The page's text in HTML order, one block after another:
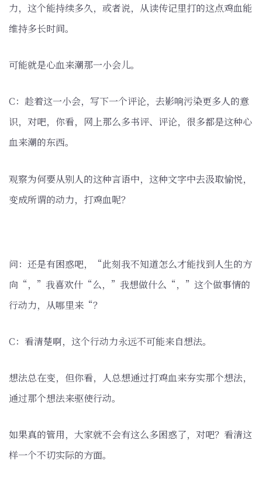
力，这个能持续多久，或者说，从读传记里打的这点鸡血能
维持多长时间。
可能就是心血来潮那一小会儿。
C：趁着这一小会，写下一个评论，去影响污染更多人的意
识，对吧，你看，网上那么多书评、评论，很多都是这种心
血来潮的东西。
观察为何要从别人的这种言语中，这种文字中去汲取愉悦，
变成所谓的动力，打鸡血呢？
问：还是有困惑吧，“此刻我不知道怎么才能找到人生的方
向“，”我喜欢什“么，”我想做什么“，”这个做事情的
行动力，从哪里来“？
C：看清楚啊，这个行动力永远不可能来自想法。
想法总在变，但你看，人总想通过打鸡血来夯实那个想法，
通过那个想法来驱使行动。
如果真的管用，大家就不会有这么多困惑了，对吧？看清这
样一个不切实际的方面。